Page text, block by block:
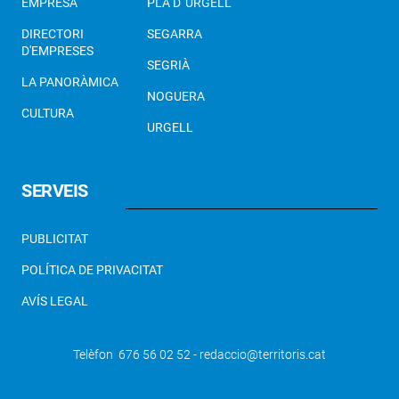
DIRECTORI
D'EMPRESES
LA PANORÀMICA
CULTURA
SEGARRA
SEGRIÀ
NOGUERA
URGELL
SERVEIS
PUBLICITAT
POLÍTICA DE PRIVACITAT
AVÍS LEGAL
Telèfon 676 56 02 52 - redaccio@territoris.cat